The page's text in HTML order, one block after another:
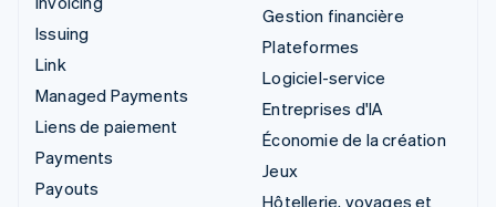
Issuing
Link
Managed Payments
Liens de paiement
Payments
Payouts
Gestion financière
Plateformes
Logiciel-service
Entreprises d'IA
Économie de la création
Jeux
Hôtellerie, voyages et